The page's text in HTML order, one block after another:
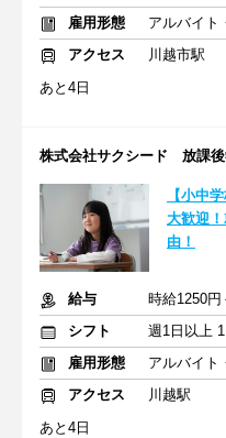
雇用形態
アルバイト
アクセス
川越市駅
あと4日
株式会社サクシード 放課
【小中
大歓迎
由！
給与
時給1250
シフト
雇用形態
アルバイト
アクセス
川越駅
あと4日